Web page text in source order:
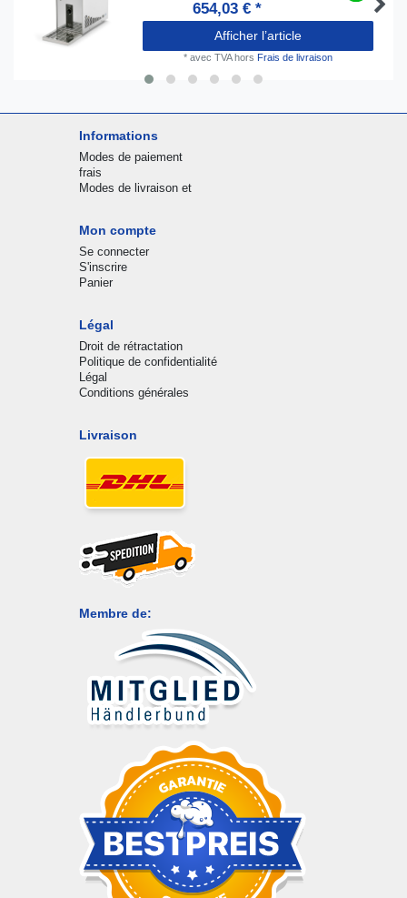
654,03 € *
Afficher l’article
* avec TVAhors Frais de livraison
Informations
Modes de paiement
frais
Modes de livraison et
Mon compte
Se connecter
S'inscrire
Panier
Légal
Droit de rétractation
Politique de confidentialité
Légal
Conditions générales
Livraison
Membre de: